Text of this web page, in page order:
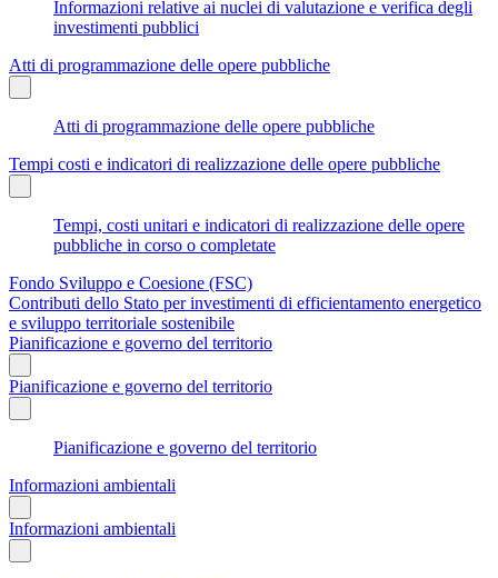
Informazioni relative ai nuclei di valutazione e verifica degli
investimenti pubblici
Atti di programmazione delle opere pubbliche
Atti di programmazione delle opere pubbliche
Tempi costi e indicatori di realizzazione delle opere pubbliche
Tempi, costi unitari e indicatori di realizzazione delle opere
pubbliche in corso o completate
Fondo Sviluppo e Coesione (FSC)
Contributi dello Stato per investimenti di efficientamento energetico
e sviluppo territoriale sostenibile
Pianificazione e governo del territorio
Pianificazione e governo del territorio
Pianificazione e governo del territorio
Informazioni ambientali
Informazioni ambientali